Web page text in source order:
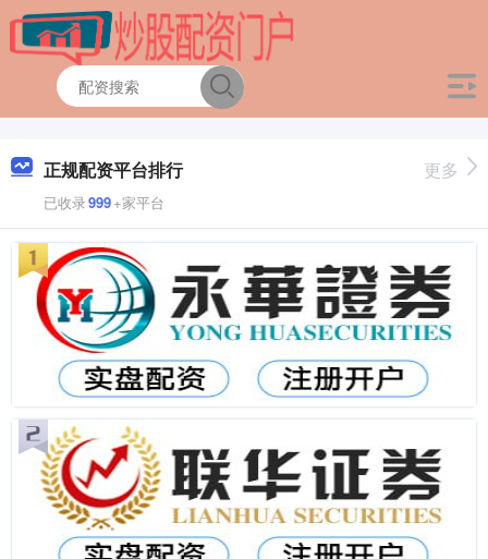
正规配资平台排行
已收录999+家平台
更多